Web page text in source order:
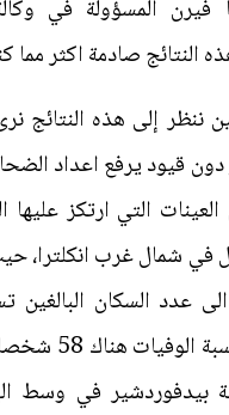
فيرن المسؤولة في
النتائج صادمة اكثر مما
إلى هذه النتائج
قيود يرفع اعداد
التي ارتكز عليها
في شمال غرب انكلترا،
عدد السكان
72، وبلغت
بيدفوردشير في وسط